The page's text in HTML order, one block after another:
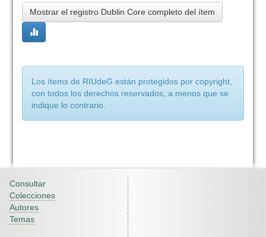
Mostrar el registro Dublin Core completo del ítem
Los ítems de RIUdeG están protegidos por copyright,
con todos los derechos reservados, a menos que se
indique lo contrario.
Consultar
Colecciones
Autores
Temas